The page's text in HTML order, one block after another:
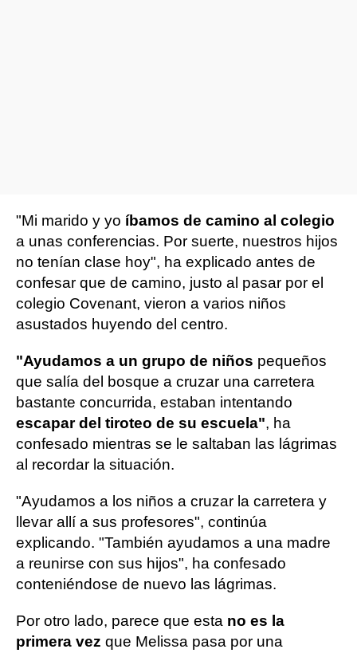
"Mi marido y yo íbamos de camino al colegio
a unas conferencias. Por suerte, nuestros hijos
no tenían clase hoy", ha explicado antes de
confesar que de camino, justo al pasar por el
colegio Covenant, vieron a varios niños
asustados huyendo del centro.
"Ayudamos a un grupo de niños pequeños
que salía del bosque a cruzar una carretera
bastante concurrida, estaban intentando
escapar del tiroteo de su escuela", ha
confesado mientras se le saltaban las lágrimas
al recordar la situación.
"Ayudamos a los niños a cruzar la carretera y
llevar allí a sus profesores", continúa
explicando. "También ayudamos a una madre
a reunirse con sus hijos", ha confesado
conteniéndose de nuevo las lágrimas.
Por otro lado, parece que esta no es la
primera vez que Melissa pasa por una